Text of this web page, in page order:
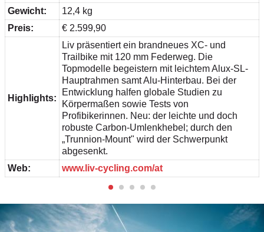
Gewicht:
12,4 kg
Preis:
€ 2.599,90
Highlights:
Liv präsentiert ein brandneues XC- und
Trailbike mit 120 mm Federweg. Die
Topmodelle begeistern mit leichtem Alux-SL-
Hauptrahmen samt Alu-Hinterbau. Bei der
Entwicklung halfen globale Studien zu
Körpermaßen sowie Tests von
Profibikerinnen. Neu: der leichte und doch
robuste Carbon-Umlenkhebel; durch den
„Trunnion-Mount" wird der Schwerpunkt
abgesenkt.
Web:
www.liv-cycling.com/at